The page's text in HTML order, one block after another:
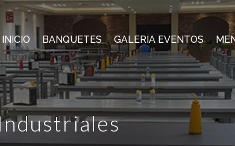
INICIO BANQUETES GALERIA EVENTOS